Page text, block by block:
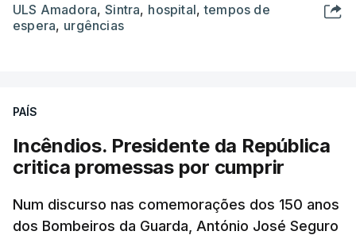
ULS Amadora,Sintra, hospital,tempos de
espera, urgências
PAÍS
Incêndios. Presidente da República
critica promessas por cumprir
Num discurso nas comemorações dos 150 anos
dos Bombeiros da Guarda, António José Seguro